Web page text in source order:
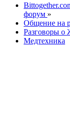
форум »
Общение на
Разговоры о
Медтехника